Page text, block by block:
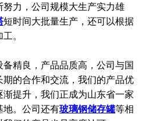
努力，公司规模大生产实力雄
短时间大批量生产，还可以根据
。
备精良，产品品质高，公司与国
的合作和交流，我们的产品优
提升，我们正成为山东省一家
地。公司还有玻璃钢储存罐等相